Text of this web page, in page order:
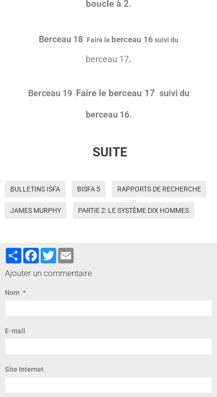
boucle à 2.
Berceau 18 Faire le berceau 16 suivi du
berceau 17.
Berceau 19 Faire le berceau 17 suivi du
berceau 16.
SUITE
BULLETINS ISFA BISFA 5 RAPPORTS DE RECHERCHE
JAMES MURPHY PARTIE 2: LE SYSTÈME DIX HOMMES
PartagerFacebook
Twitter
Ajouter un commentaire
Nom
E-mail
Site Internet